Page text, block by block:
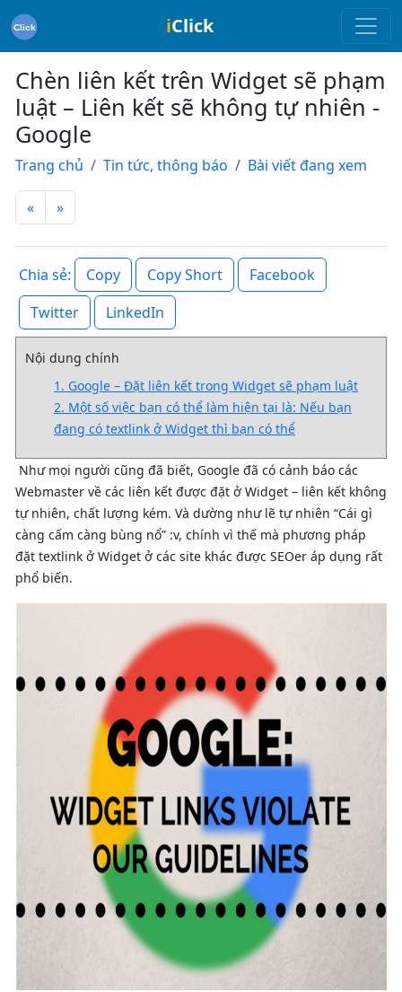
iClick
Chèn liên kết trên Widget sẽ phạm
luật – Liên kết sẽ không tự nhiên -
Google
Trang chủ Tin tức, thông báo Bài viết đang xem
« »
Chia sẻ: Copy Copy Short
Facebook
Twitter
LinkedIn
Nội dung chính
1. Google – Đặt liên kết trong Widget sẽ phạm luật
2. Một số việc bạn có thể làm hiện tại là: Nếu bạn
đang có textlink ở Widget thì bạn có thể
Như mọi người cũng đã biết, Google đã có cảnh báo các
Webmaster về các liên kết được đặt ở Widget – liên kết không
tự nhiên, chất lượng kém. Và dường như lẽ tự nhiên “Cái gì
càng cấm càng bùng nổ” :v, chính vì thế mà phương pháp
đặt textlink ở Widget ở các site khác được SEOer áp dụng rất
phổ biến.